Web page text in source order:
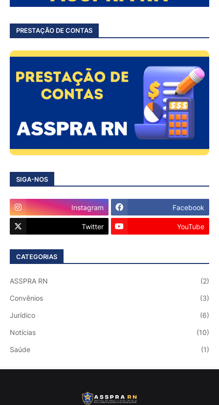
PRESTAÇÃO DE CONTAS
SIGA-NOS
Instagram Facebook
Twitter YouTube
CATEGORIAS
ASSPRA RN (2)
Convênios (3)
Jurídico (6)
Notícias (10)
Saúde (1)